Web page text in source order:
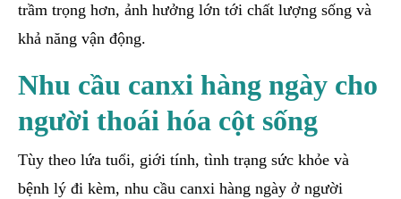
trầm trọng hơn, ảnh hưởng lớn tới chất lượng sống và
khả năng vận động.
Nhu cầu canxi hàng ngày cho
người thoái hóa cột sống
Tùy theo lứa tuổi, giới tính, tình trạng sức khỏe và
bệnh lý đi kèm, nhu cầu canxi hàng ngày ở người